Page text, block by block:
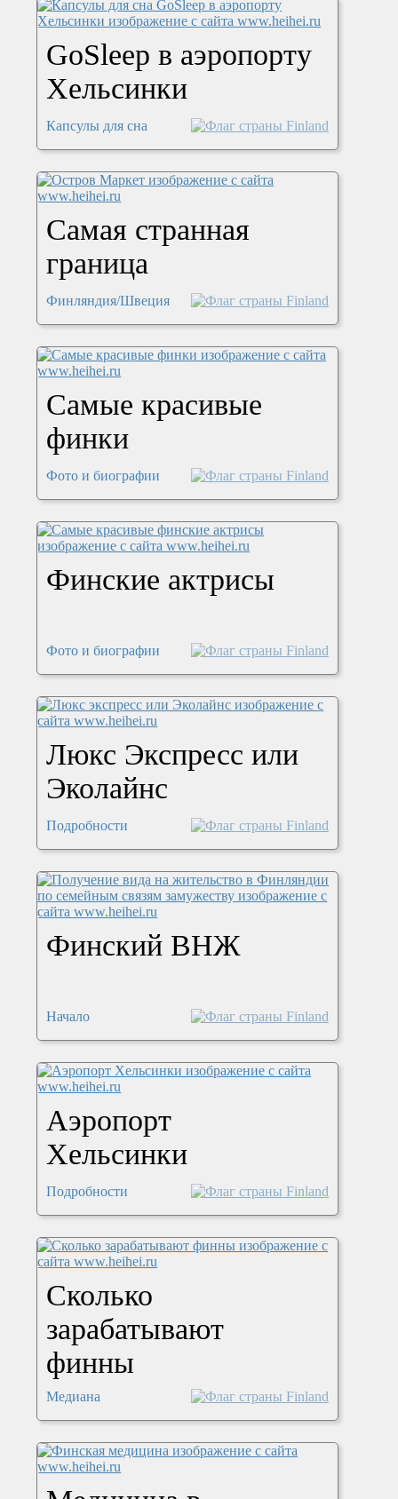
GoSleep в аэропорту
Хельсинки
Капсулы для сна
Самая странная
граница
Финляндия/Швеция
Самые красивые
финки
Фото и биографии
Финские актрисы
Фото и биографии
Люкс Экспресс или
Эколайнс
Подробности
Финский ВНЖ
Начало
Аэропорт
Хельсинки
Подробности
Сколько
зарабатывают
финны
Медиана